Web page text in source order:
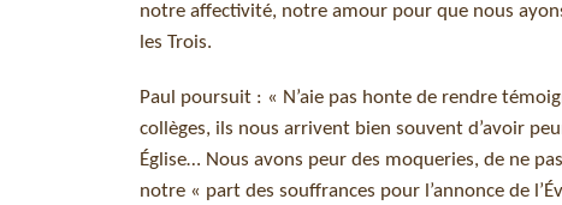
notre affectivité, notre amour pour que nous
les Trois.
Paul poursuit : « N’aie pas honte de rendre
collèges, ils nous arrivent bien souvent d’avoir
Église… Nous avons peur des moqueries, de ne
notre « part des souffrances pour l’annonce de